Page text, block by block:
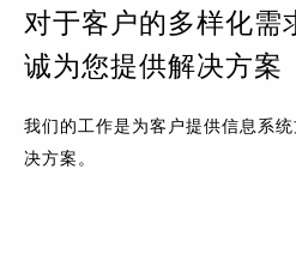
对于客户的多样化需
诚为您提供解决方案
我们的工作是为客户提供信息系
决方案。